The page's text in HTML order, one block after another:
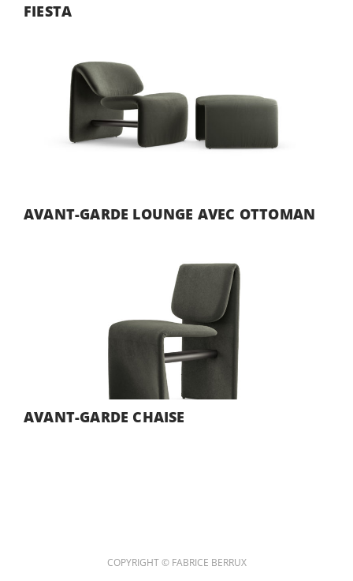
FIESTA
AVANT-GARDE LOUNGE AVEC OTTOMAN
AVANT-GARDE CHAISE
COPYRIGHT © FABRICE BERRUX